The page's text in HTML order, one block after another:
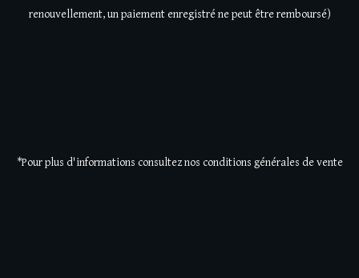
renouvellement, un paiement enregistré ne peut être remboursé)
*Pour plus d'informations consultez nos conditions générales de vente